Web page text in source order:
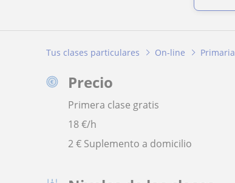
Tus clases particulares On-line Primaria
Precio
Primera clase gratis
18€/h
2 € Suplemento a domicilio